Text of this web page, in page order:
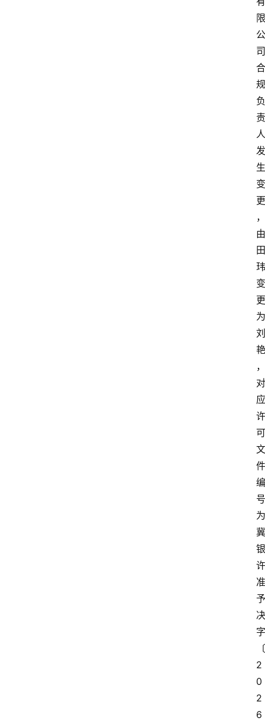
限
公
司
合
规
负
责
人
发
生
变
更
，
由
田
玮
变
更
为
刘
艳
，
对
应
许
可
文
件
编
号
为
冀
银
许
准
予
决
字
〔
2
0
2
6